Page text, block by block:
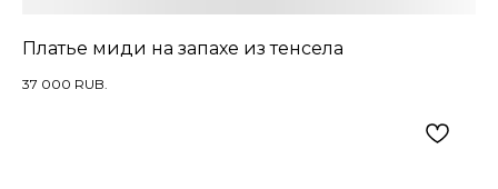
Платье миди на запахе из тенсела
37 000 RUB.